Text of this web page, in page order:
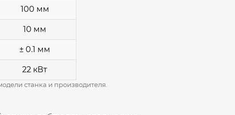
100 мм
10 мм
± 0.1 мм
22 кВт
станка и производителя.